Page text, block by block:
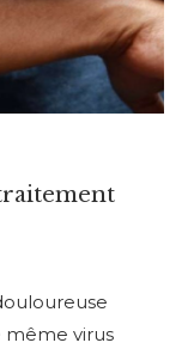
même virus